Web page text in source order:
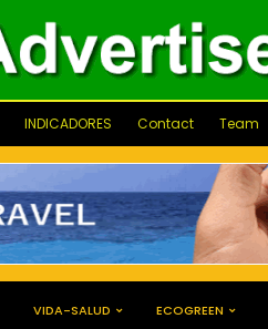
INDICADORES Contact Team
VIDA-SALUD ECOGREEN